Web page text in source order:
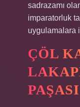
sadrazamı
imparatorluk
uygulamalara
ÇÖL